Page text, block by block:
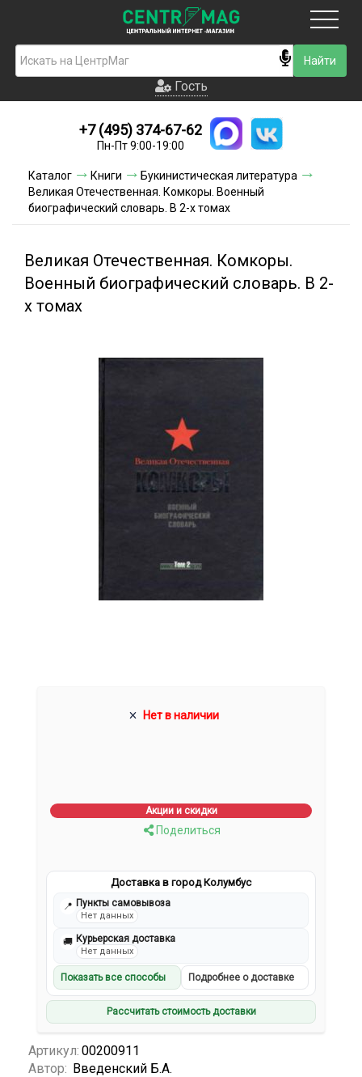
Гость
Новинки
Условия доставки
Условия оплаты
Акции и скидки
Гость
+7 (495) 374-67-62
Пн-Пт 9:00-19:00
Каталог Книги
Букинистическая литература
Великая Отечественная. Комкоры. Военный
биографический словарь. В 2-х томах
Великая Отечественная. Комкоры.
Военный биографический словарь. В 2-
х томах
Нет в наличии
Акции и скидки
Поделиться
Доставка в город Колумбус
📍 Пункты самовывоза
Нет данных
🚚 Курьерская доставка
Нет данных
Показать все способы Подробнее о доставке
Рассчитать стоимость доставки
Артикул: 00200911
Автор: Введенский Б.А.